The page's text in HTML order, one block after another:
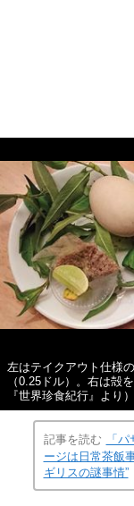
左はテイクアウト仕様
（0.25ドル）。右は殻
『世界珍食紀行』より）
記事を読む
「
ージは日常茶飯
ギリスの謎事情”